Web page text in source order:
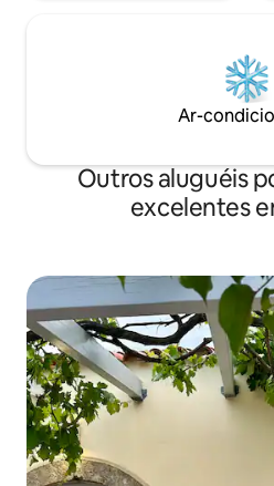
Ar-
Outros aluguéis
excelentes